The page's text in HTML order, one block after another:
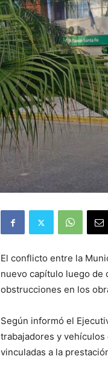
El conflicto entre la
nuevo capítulo luego de
obstrucciones en los
Según informó el
trabajadores y
vinculadas a la